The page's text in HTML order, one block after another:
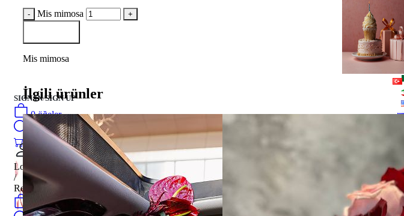
SIGN IN/SIGN UP
0öğeler
Search
0 öğeler 0.00₺
Login
/
Register
0öğeler
Mis mimosa
Mis mimosa
İlgili ürünler